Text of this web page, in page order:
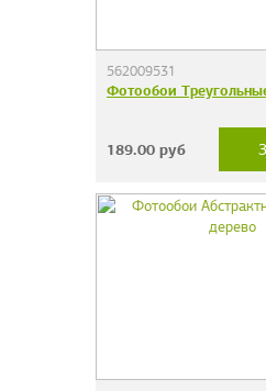
562009531
Фотообои
189.00руб